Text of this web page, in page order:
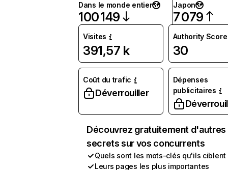
Dans le monde entier
100 149
Japon
7 079
Visites
391,57 k
Authority Score
30
Coût du trafic
Déverrouiller
Dépenses
publicitaires
Découvrez gratuitement d'autres
secrets sur vos concurrents
Quels sont les mots-clés qu'ils ciblent
Leurs pages les plus importantes